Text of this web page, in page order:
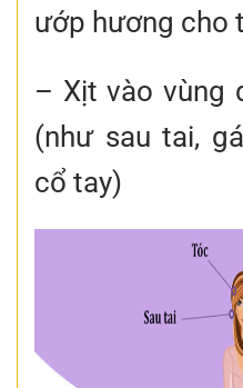
ướp hương cho
– Xịt vào vùng
(như sau tai,
cổ tay)